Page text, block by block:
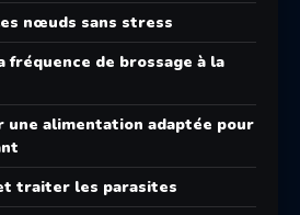
nœuds sans stress
fréquence de brossage à la
une alimentation adaptée pour
traiter les parasites